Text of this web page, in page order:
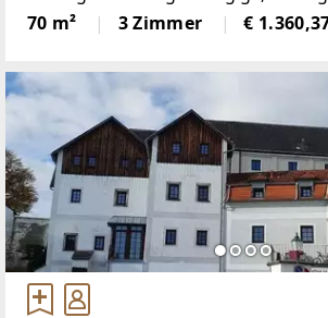
Essküche mit direktem Zugang zur
bildet den Mittelpunkt der
70 m² 3 Zimmer €